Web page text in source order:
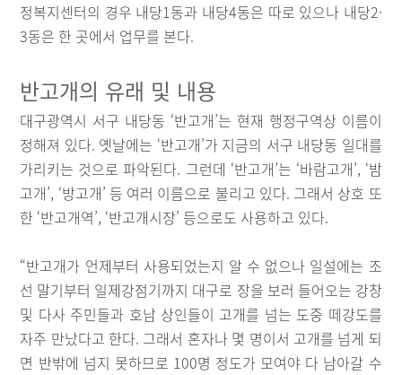
정복지센터의 경우 내당1동과 내당4동은 따로 있으나 내당2·
3동은 한 곳에서 업무를 본다.
반고개의 유래 및 내용
대구광역시 서구 내당동 ‘반고개’는 현재 행정구역상 이름이
정해져 있다. 옛날에는 ‘반고개’가 지금의 서구 내당동 일대를
가리키는 것으로 파악된다. 그런데 ‘반고개’는 ‘바람고개’, ‘밤
고개’, ‘방고개’ 등 여러 이름으로 불리고 있다. 그래서 상호 또
한 ‘반고개역’, ‘반고개시장’ 등으로도 사용하고 있다.
“반고개가 언제부터 사용되었는지 알 수 없으나 일설에는 조
선 말기부터 일제강점기까지 대구로 장을 보러 들어오는 강창
및 다사 주민들과 호남 상인들이 고개를 넘는 도중 떼강도를
자주 만났다고 한다. 그래서 혼자나 몇 명이서 고개를 넘게 되
면 반밖에 넘지 못하므로 100명 정도가 모여야 다 남아갈 수